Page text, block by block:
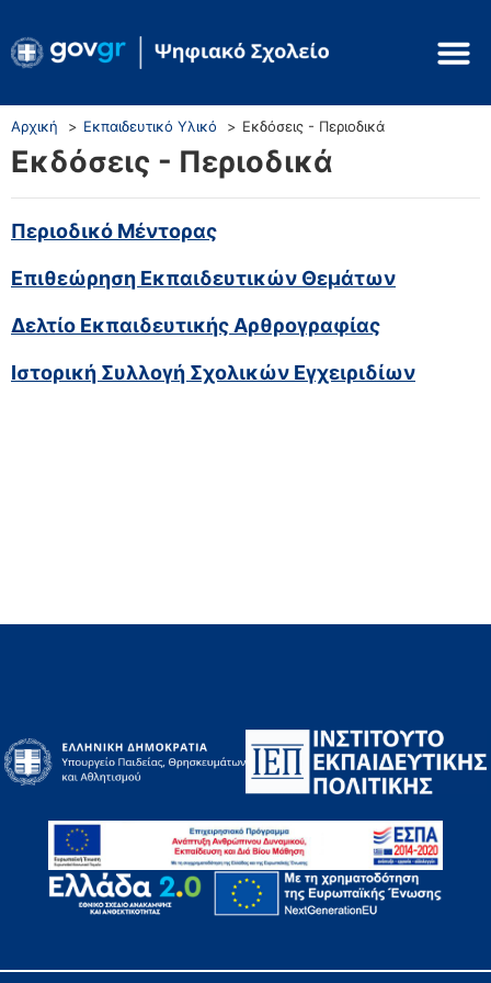
Αρχική Εκπαιδευτικό Υλικό Εκδόσεις - Περιοδικά
Εκδόσεις - Περιοδικά
Περιοδικό Μέντορας
Επιθεώρηση Εκπαιδευτικών Θεμάτων
Δελτίο Εκπαιδευτικής Αρθρογραφίας
Ιστορική Συλλογή Σχολικών Εγχειριδίων